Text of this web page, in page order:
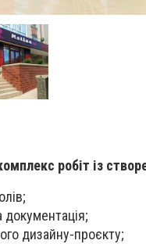
робіт із
документація;
дизайну-проєкту;